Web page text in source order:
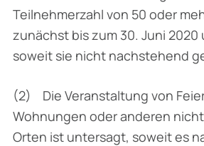
Teilnehmerzahl von 50 oder
zunächst bis zum 30. Juni 2020
soweit sie nicht nachstehend
(2) Die Veranstaltung von
Wohnungen oder anderen
Orten ist untersagt, soweit es